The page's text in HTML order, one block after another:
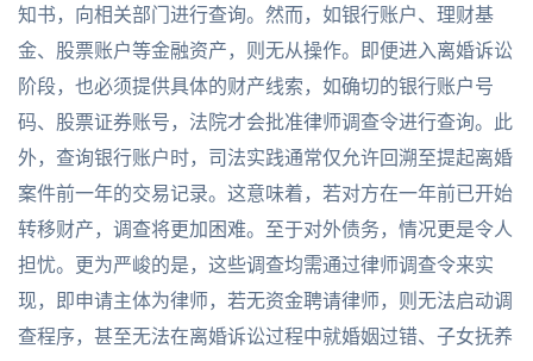
知书，向相关部门进行查询。然而，如银行账户、理财基
金、股票账户等金融资产，则无从操作。即便进入离婚诉讼
阶段，也必须提供具体的财产线索，如确切的银行账户号
码、股票证券账号，法院才会批准律师调查令进行查询。此
外，查询银行账户时，司法实践通常仅允许回溯至提起离婚
案件前一年的交易记录。这意味着，若对方在一年前已开始
转移财产，调查将更加困难。至于对外债务，情况更是令人
担忧。更为严峻的是，这些调查均需通过律师调查令来实
现，即申请主体为律师，若无资金聘请律师，则无法启动调
查程序，甚至无法在离婚诉讼过程中就婚姻过错、子女抚养